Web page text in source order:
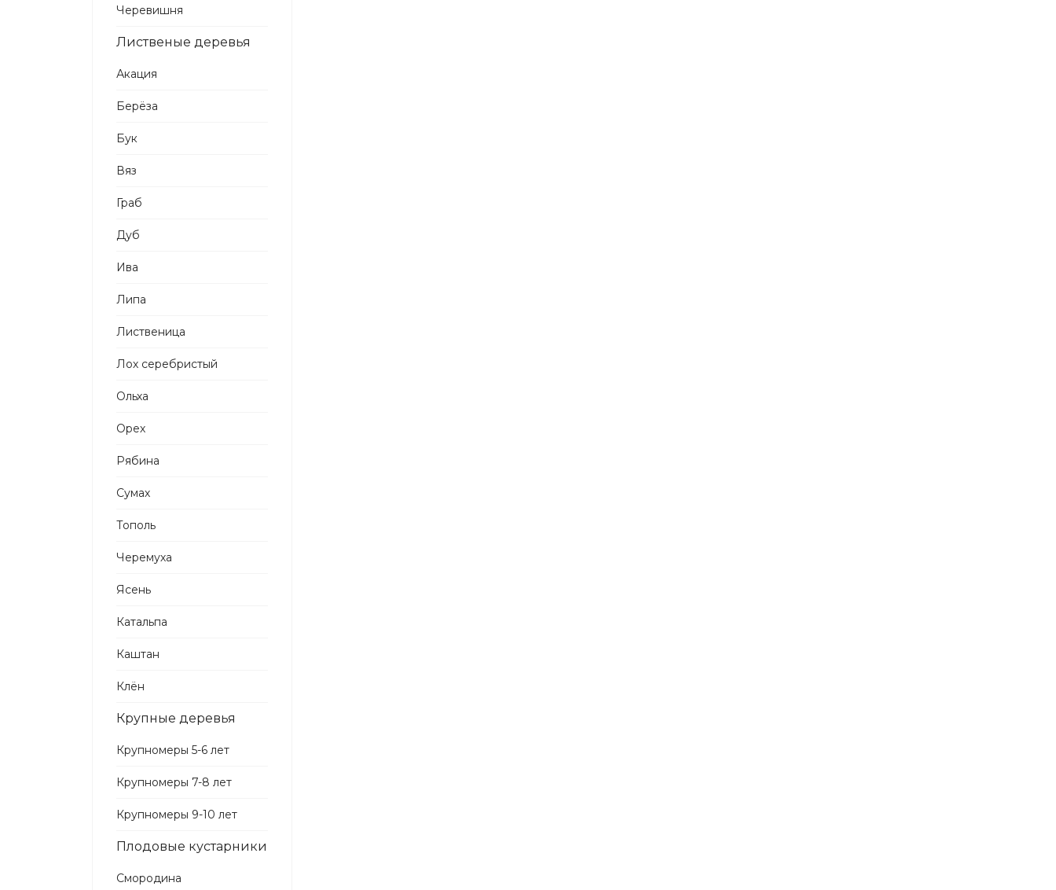
Черевишня
Лиственые деревья
Акация
Берёза
Бук
Вяз
Граб
Дуб
Ива
Липа
Лиственица
Лох серебристый
Ольха
Орех
Рябина
Сумах
Тополь
Черемуха
Ясень
Катальпа
Каштан
Клён
Крупные деревья
Крупномеры 5-6 лет
Крупномеры 7-8 лет
Крупномеры 9-10 лет
Плодовые кустарники
Смородина